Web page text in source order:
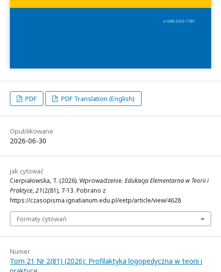
PDF PDF Translation (English)
Opublikowane
2026-06-30
Jak cytować
Cierpiałowska, T. (2026). Wprowadzenie. Edukacja Elementarna w Teorii i
Praktyce,21(2(81), 7-13. Pobrano z
https://czasopisma.ignatianum.edu.pl/eetp/article/view/4628
Formaty cytowań
Numer
Tom 21 Nr 2(81) (2026): Profilaktyka logopedyczna w teorii i